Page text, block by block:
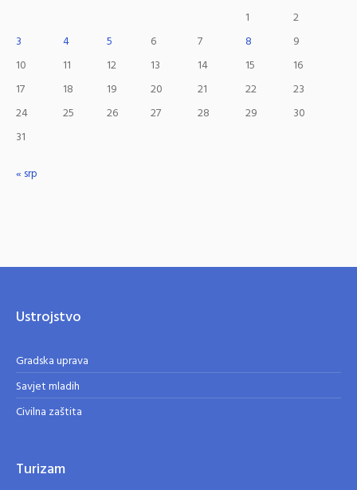
1
2
3
4 5 6 7 8
9
10
11 12 13 14 15
16
17
18 19 20 21 22
23
24
25 26 27 28 29
30
31
« srp
Ustrojstvo
Gradska uprava
Savjet mladih
Civilna zaštita
Turizam